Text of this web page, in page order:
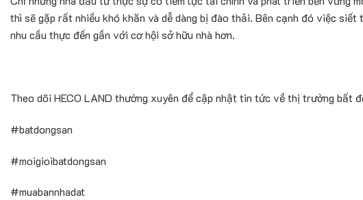
thì sẽ gặp rất nhiều khó khăn và dễ dàng bị đào thải. Bên cạnh đó việc
nhu cầu thực đến gần với cơ hội sở hữu nhà hơn.
Theo dõi HECO LAND thường xuyên để cập nhật tin tức về thị trường bất
#batdongsan
#moigioibatdongsan
#muabannhadat